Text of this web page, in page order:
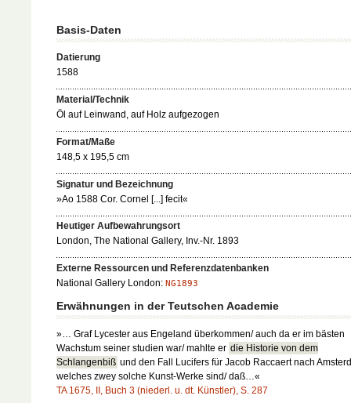
Basis-Daten
Datierung
1588
Material/Technik
Öl auf Leinwand, auf Holz aufgezogen
Format/Maße
148,5 x 195,5 cm
Signatur und Bezeichnung
»Ao 1588 Cor. Cornel [...] fecit«
Heutiger Aufbewahrungsort
London, The National Gallery, Inv.-Nr. 1893
Externe Ressourcen und Referenzdatenbanken
National Gallery London: NG1893
Erwähnungen in der Teutschen Academie
»… Graf Lycester aus Engeland überkommen/ auch da er im bästen
Wachstum seiner studien war/ mahlte er die Historie von dem
Schlangenbiß und den Fall Lucifers für Jacob Raccaert nach
welches zwey solche Kunst-Werke sind/ daß…«
TA 1675, II, Buch 3 (niederl. u. dt. Künstler), S. 287